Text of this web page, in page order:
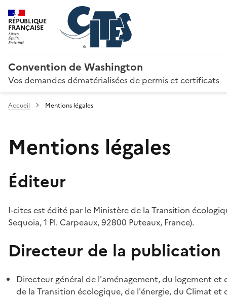
RÉPUBLIQUE
FRANÇAISE
Convention de Washington
Vos demandes dématérialisées de permis et certificats
Accueil Mentions légales
Mentions légales
Éditeur
I-cites est édité par le Ministère de la Transition
Sequoia, 1 Pl. Carpeaux, 92800 Puteaux, France).
Directeur de la publication
Directeur général de l'aménagement, du logement
de la Transition écologique, de l'énergie, du Climat et